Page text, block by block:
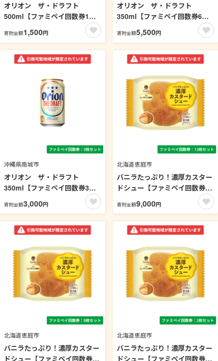
オリオン ザ・ドラフト
500ml【ファミペイ回数券1枚
セット】 引換可能エリア：沖
縄
寄附金額1,500円
オリオン ザ・ドラフト
350ml【ファミペイ回数券6枚
セット】 引換可能エリア：沖
縄
寄附金額5,500円
沖縄県南城市
オリオン ザ・ドラフト
350ml【ファミペイ回数券3枚
セット】 引換可能エリア：沖
縄
寄附金額3,000円
北海道恵庭市
バニラたっぷり！濃厚カスター
ドシュー【ファミペイ回数券13
枚セット】 引換可能エリア：
北海道
寄附金額9,000円
北海道恵庭市
バニラたっぷり！濃厚カスター
ドシュー【ファミペイ回数券8
北海道恵庭市
バニラたっぷり！濃厚カスター
ドシュー【ファミペイ回数券2